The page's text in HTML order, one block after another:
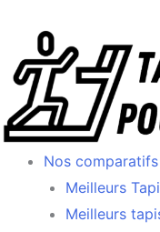
contenu
Nos comparatifs
Meilleurs
Meilleurs